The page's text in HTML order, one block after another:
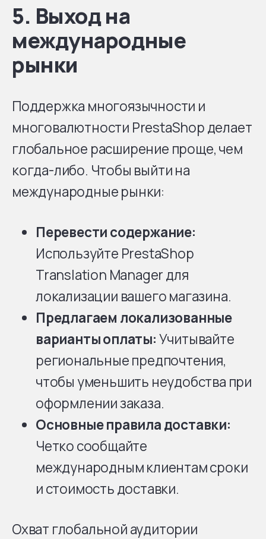
5. Выход на
международные
рынки
Поддержка многоязычности и
многовалютности PrestaShop делает
глобальное расширение проще, чем
когда-либо. Чтобы выйти на
международные рынки:
Перевести содержание:
Используйте PrestaShop
Translation Manager для
локализации вашего магазина.
Предлагаем локализованные
варианты оплаты:Учитывайте
региональные предпочтения,
чтобы уменьшить неудобства при
оформлении заказа.
Основные правила доставки:
Четко сообщайте
международным клиентам сроки
и стоимость доставки.
Охват глобальной аудитории